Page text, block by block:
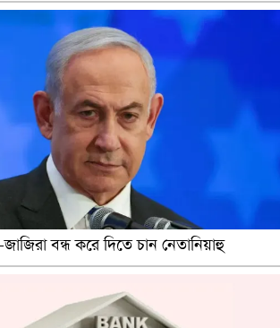
অফিসে গুলি-বোমা হামলা, নিহত ১
বিশ্বকাপের শিরোপা ঘরে তুলল ভারত
বন্ধ করে দিতে চান নেতানিয়াহু